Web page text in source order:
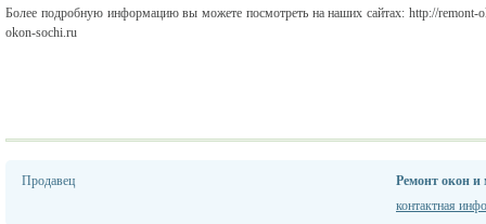
Более подробную информацию вы можете посмотреть на наших сайтах: http://
okon-sochi.ru
Продавец
Ремонт окон и
контактная